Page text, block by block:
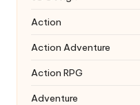
Action
Action Adventure
Action RPG
Adventure